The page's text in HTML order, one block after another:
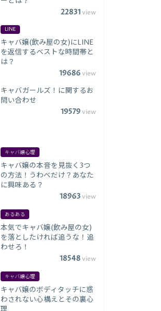
22831view
LINE
キャバ嬢(飲み屋の女)にLINE
を返信するベストな時間帯と
は？
19686view
キャバガールズ！に関するお
問い合わせ
19579view
キャバ嬢心理
キャバ嬢の本音を見抜く3つ
の方法！うわべだけ？あなた
に興味ある？
18963view
あるある
本気でキャバ嬢(飲み屋の女)
を落としたければ追うな！追
わせろ！
18548view
キャバ嬢心理
キャバ嬢のボディタッチに惑
わされない心構えとその裏心